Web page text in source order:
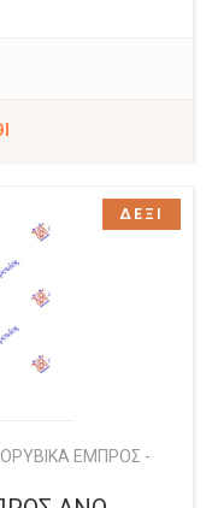
ΕΜΠΡΟΣ -
ΔΕΞΙ